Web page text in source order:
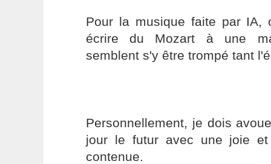
Pour la musique faite par IA,
écrire du Mozart à une
semblent s'y être trompé tant
Personnellement, je dois
jour le futur avec une joie
contenue.